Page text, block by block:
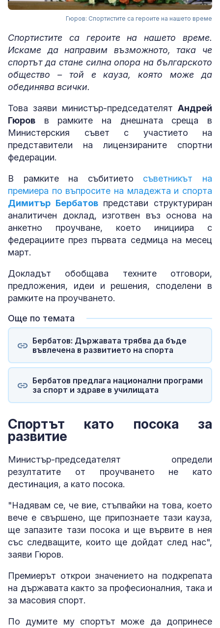
Гюров: Спортистите са героите на нашето време
Спортистите са героите на нашето време.
Искаме да направим възможното, така че
спортът да стане силна опора на българското
общество – той е кауза, която може да
обединява всички.
Това заяви министър-председателят Андрей
Гюров в рамките на днешната среща в
Министерския съвет с участието на
представители на лицензираните спортни
федерации.
В рамките на събитието съветникът на
премиера по въпросите на младежта и спорта
Димитър Бербатовпредстави структуриран
аналитичен доклад, изготвен въз основа на
анкетно проучване, което инициира с
федерациите през първата седмица на месец
март.
Докладът обобщава техните отговори,
предложения, идеи и решения, споделени в
рамките на проучването.
Още по темата
Бербатов: Държавата трябва да бъде
въвлечена в развитието на спорта
Бербатов предлага национални програми
за спорт и здраве в училищата
Спортът като посока за
развитие
Министър-председателят определи
резултатите от проучването не като
дестинация, а като посока.
"Надявам се, че вие, стъпвайки на това, което
вече е свършено, ще припознаете тази кауза,
ще запазите тази посока и ще вървите в нея
със следващите, които ще дойдат след нас",
заяви Гюров.
Премиерът открои значението на подкрепата
на държавата както за професионалния, така и
за масовия спорт.
По думите му спортът може да допринесе